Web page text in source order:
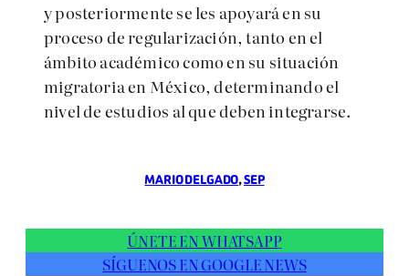
y posteriormente se les apoyará en su
proceso de regularización, tanto en el
ámbito académico como en su situación
migratoria en México, determinando el
nivel de estudios al que deben integrarse.
MARIO DELGADO, SEP
ÚNETE EN WHATSAPP
SÍGUENOS EN GOOGLE NEWS